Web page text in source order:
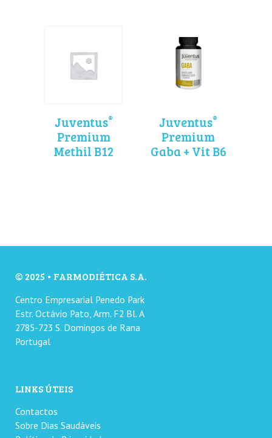
Juventus®
Premium
Methil B12
Juventus®
Premium
Gaba + Vit B6
© 2025 • FARMODIÉTICA S.A.
Centro Empresarial Penedo Park
Estr. Octávio Pato, Arm. F2 Bl. A
2785-723 S. Domingos de Rana
Portugal
LINKS ÚTEIS
Contactos
Sobre Dias Saudáveis